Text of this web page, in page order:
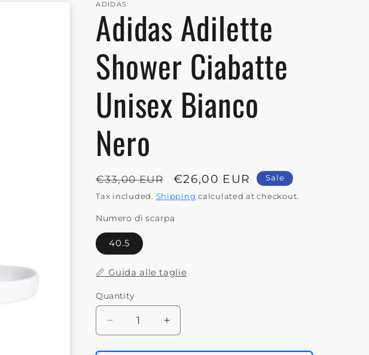
ADIDAS
Adidas Adilette
Shower Ciabatte
Unisex Bianco
Nero
Regular
price
€33,00 EUR
Sale
price
€26,00 EUR Sale
Tax included. Shipping calculated at checkout.
Numero di scarpa
40.5
📏 Guida alle taglie
Quantity
Decrease
quantity
for
Increase
quantity
for